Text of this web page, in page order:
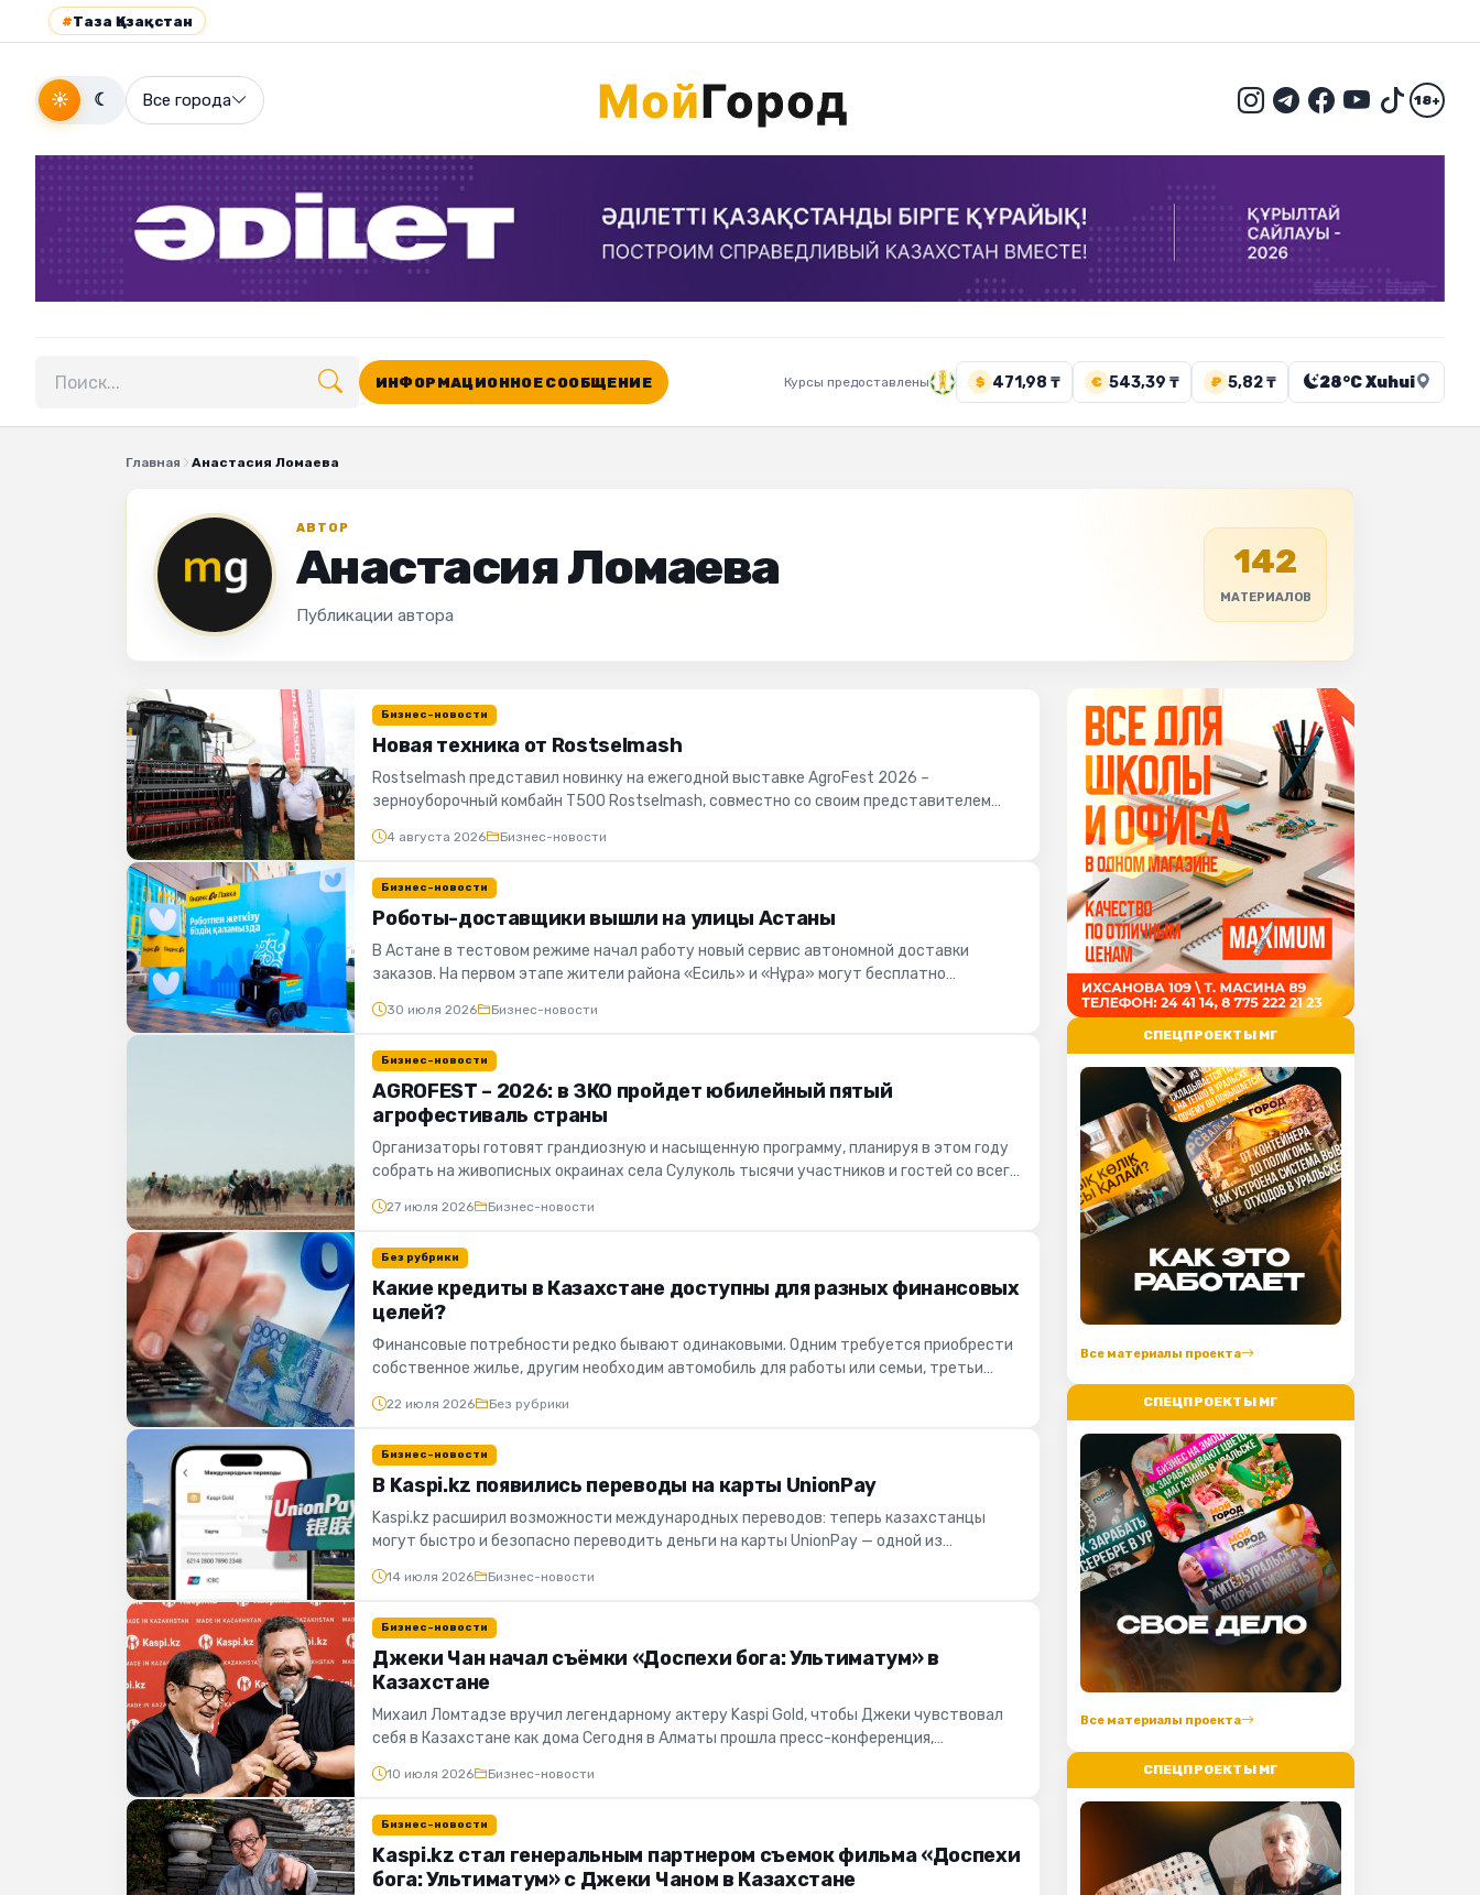
#Таза Қазақстан
☀ ☾ Все города 18+
Поиск по сайту
ИНФОРМАЦИОННОЕ СООБЩЕНИЕ Курсы предоставлены $ 471,98 ₸ € 543,39 ₸ ₽ 5,82 ₸ 28°C Xuhui
Главная Анастасия Ломаева
АВТОР
Анастасия Ломаева
Публикации автора
142
МАТЕРИАЛОВ
Бизнес-новости
Новая техника от Rostselmash
Rostselmash представил новинку на ежегодной выставке AgroFest 2026 –
зерноуборочный комбайн Т500 Rostselmash, совместно со своим представителем
4 августа 2026 Бизнес-новости
Бизнес-новости
Роботы-доставщики вышли на улицы Астаны
В Астане в тестовом режиме начал работу новый сервис автономной доставки
заказов. На первом этапе жители района «Есиль» и «Нұра» могут бесплатно
30 июля 2026 Бизнес-новости
Бизнес-новости
AGROFEST – 2026: в ЗКО пройдет юбилейный пятый
агрофестиваль страны
Организаторы готовят грандиозную и насыщенную программу, планируя в этом году
собрать на живописных окраинах села Сулуколь тысячи участников и гостей со всего
27 июля 2026 Бизнес-новости
Без рубрики
Какие кредиты в Казахстане доступны для разных финансовых
целей?
Финансовые потребности редко бывают одинаковыми. Одним требуется приобрести
собственное жилье, другим необходим автомобиль для работы или семьи, третьи
22 июля 2026 Без рубрики
Бизнес-новости
В Kaspi.kz появились переводы на карты UnionPay
Kaspi.kz расширил возможности международных переводов: теперь казахстанцы
могут быстро и безопасно переводить деньги на карты UnionPay — одной из
14 июля 2026 Бизнес-новости
Бизнес-новости
Джеки Чан начал съёмки «Доспехи бога: Ультиматум» в
Казахстане
Михаил Ломтадзе вручил легендарному актеру Kaspi Gold, чтобы Джеки чувствовал
себя в Казахстане как дома Сегодня в Алматы прошла пресс-конференция,
10 июля 2026 Бизнес-новости
Бизнес-новости
Kaspi.kz стал генеральным партнером съемок фильма «Доспехи
бога: Ультиматум» с Джеки Чаном в Казахстане
СПЕЦПРОЕКТЫ МГ
Все материалы проекта
СПЕЦПРОЕКТЫ МГ
Все материалы проекта
СПЕЦПРОЕКТЫ МГ